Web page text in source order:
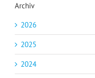
Archiv
2026
2025
2024